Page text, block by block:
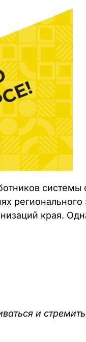
системы
регионального
края.
и